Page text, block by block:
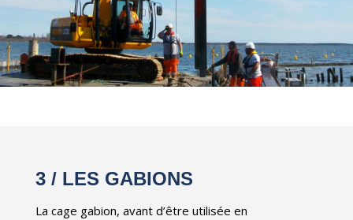
3 / LES GABIONS
La cage gabion, avant d’être utilisée en